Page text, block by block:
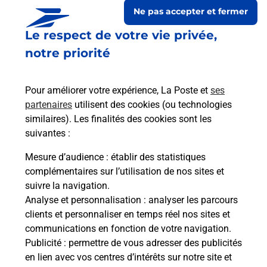
Le respect de votre vie privée,
notre priorité
Pour améliorer votre expérience, La Poste et ses
partenaires utilisent des cookies (ou technologies
similaires). Les finalités des cookies sont les
suivantes :
Mesure d’audience : établir des statistiques
complémentaires sur l’utilisation de nos sites et
suivre la navigation.
Analyse et personnalisation : analyser les parcours
clients et personnaliser en temps réel nos sites et
communications en fonction de votre navigation.
Publicité : permettre de vous adresser des publicités
en lien avec vos centres d’intérêts sur notre site et
Ne pas accepter et fermer
Prochaine collecte du courriersamedià 08h00
17 Route Du Bourg
42440 Saint Priest La Vetre
Itinéraire
Le lien s'ouvre dans un nouvel onglet